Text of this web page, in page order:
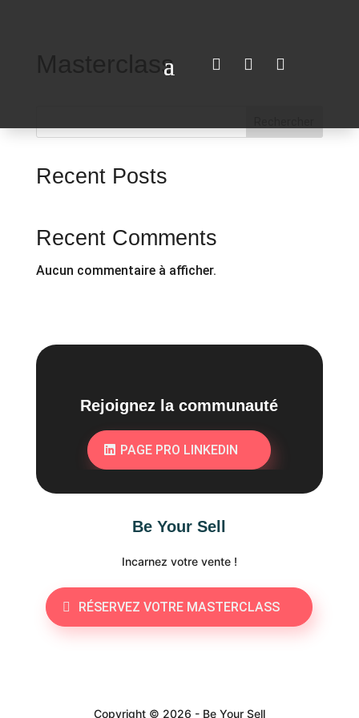
  
Masterclass
Recent Posts
Recent Comments
Aucun commentaire à afficher.
Rejoignez la communauté
PAGE PRO LINKEDIN
Be Your Sell
Incarnez votre vente !
RÉSERVEZ VOTRE MASTERCLASS
Copyright © 2026 - Be Your Sell